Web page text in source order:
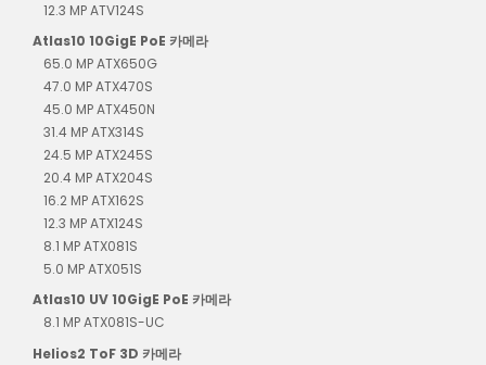
12.3 MP ATV124S
Atlas10 10GigE PoE 카메라
65.0 MP ATX650G
47.0 MP ATX470S
45.0 MP ATX450N
31.4 MP ATX314S
24.5 MP ATX245S
20.4 MP ATX204S
16.2 MP ATX162S
12.3 MP ATX124S
8.1 MP ATX081S
5.0 MP ATX051S
Atlas10 UV 10GigE PoE 카메라
8.1 MP ATX081S-UC
Helios2 ToF 3D 카메라